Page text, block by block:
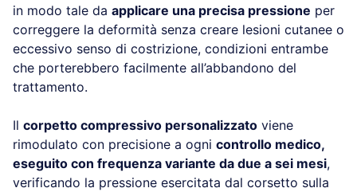
in modo tale da applicare una precisa pressione per
correggere la deformità senza creare lesioni cutanee o
eccessivo senso di costrizione, condizioni entrambe
che porterebbero facilmente all’abbandono del
trattamento.
Il corpetto compressivo personalizzato viene
rimodulato con precisione a ogni controllo medico,
eseguito con frequenza variante da due a sei mesi,
verificando la pressione esercitata dal corsetto sulla